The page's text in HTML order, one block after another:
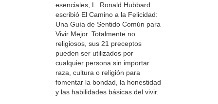
esenciales, L. Ronald Hubbard
escribió El Camino a la Felicidad:
Una Guía de Sentido Común para
Vivir Mejor. Totalmente no
religiosos, sus 21 preceptos
pueden ser utilizados por
cualquier persona sin importar
raza, cultura o religión para
fomentar la bondad, la honestidad
y las habilidades básicas del vivir.